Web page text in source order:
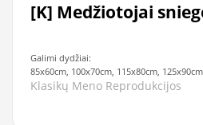
[K] Medžiotojai
Galimi dydžiai:
85x60cm, 100x70cm, 115x80cm,
Klasikų Meno Reprodukcijos